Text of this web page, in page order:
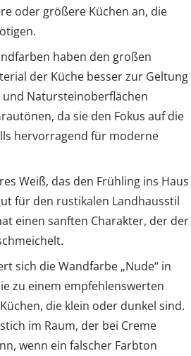
oder größere Küchen an, die
haben den großen
der Küche besser zur Geltung
Natursteinoberflächen
da sie den Fokus auf die
hervorragend für moderne
Weiß, das den Frühling ins Haus
für den rustikalen Landhausstil
einen sanften Charakter, der der
sich die Wandfarbe „Nude“ in
zu einem empfehlenswerten
die klein oder dunkel sind.
im Raum, der bei Creme
wenn ein falscher Farbton